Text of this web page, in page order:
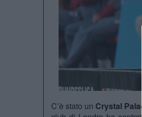
C’è stato un Crystal